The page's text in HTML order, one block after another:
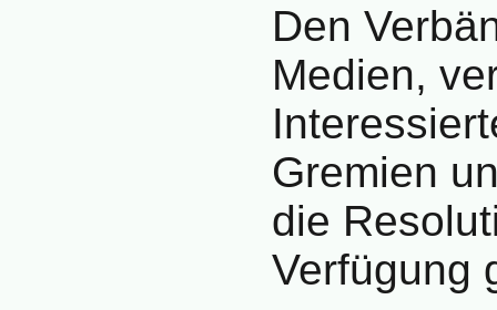
Den
Medien,
Gremien
die
Verfügung